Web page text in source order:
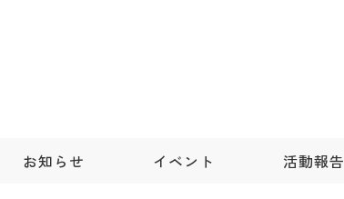
お知らせ イベント 活動報告